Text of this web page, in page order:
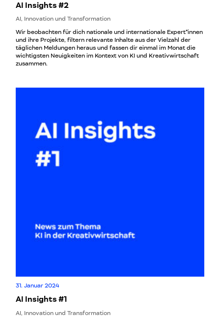
AI Insights #2
AI, Innovation und Transformation
Wir beobachten für dich nationale und internationale Expert*innen
und ihre Projekte, filtern relevante Inhalte aus der Vielzahl der
täglichen Meldungen heraus und fassen dir einmal im Monat die
wichtigsten Neuigkeiten im Kontext von KI und Kreativwirtschaft
zusammen.
31. Januar 2024
AI Insights #1
AI, Innovation und Transformation